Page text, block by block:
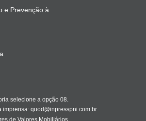
e Prevenção à
selecione a opção 08.
imprensa: quod@inpresspni.com.br
de Valores Mobiliários